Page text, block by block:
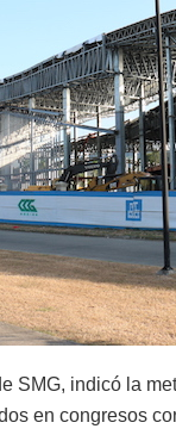
SMG, indicó la
en congresos